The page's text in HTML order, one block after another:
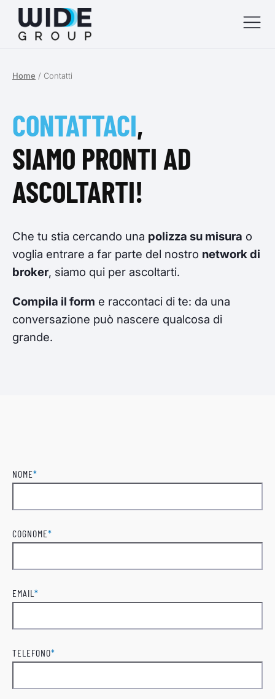
Home / Contatti
CONTATTACI,
SIAMO PRONTI AD
ASCOLTARTI!
Che tu stia cercando una polizza su misura o
voglia entrare a far parte del nostro network di
broker, siamo qui per ascoltarti.
Compila il form e raccontaci di te: da una
conversazione può nascere qualcosa di
grande.
NOME*
COGNOME*
EMAIL *
TELEFONO*